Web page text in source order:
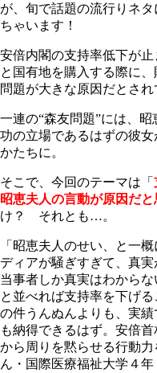
が、旬で話題の流行りネ
ちゃいます！
安倍内閣の支持率低下が
と国有地を購入する際に
問題が大きな原因だとされ
一連の“森友問題”には、
功の立場であるはずの彼
かたちに。
そこで、今回のテーマは「
昭恵夫人の言動が原因だと
け？ それとも…。
「昭恵夫人のせい、と一
ディアが騒ぎすぎて、真
当事者しか真実はわから
と並べれば支持率を下げ
の件うんぬんよりも、実
も納得できるはず。安倍
から周りを黙らせる行動
ん・国際医療福祉大学４年